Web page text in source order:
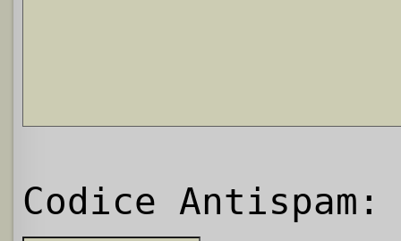
Codice Antispam: